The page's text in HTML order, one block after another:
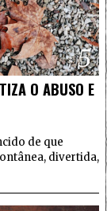
5
O ABUSO E
de que
divertida,